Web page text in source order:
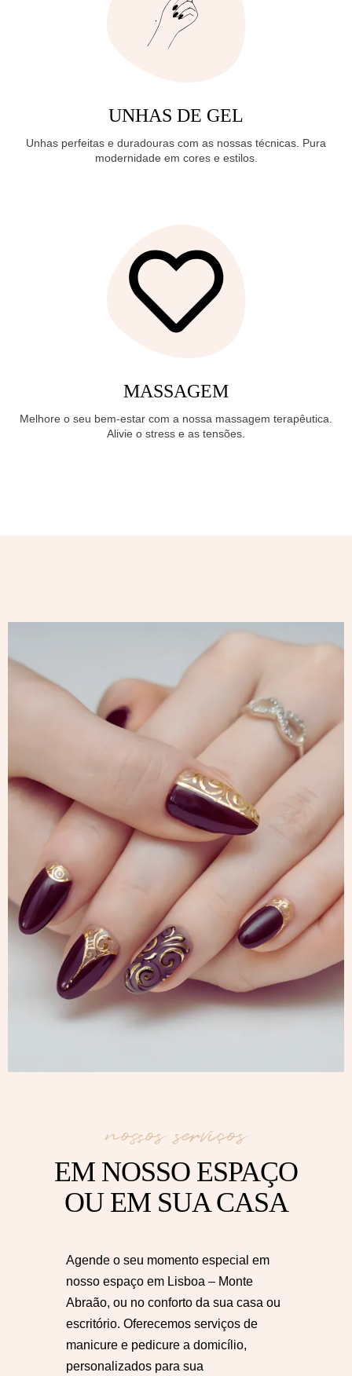
UNHAS DE GEL
Unhas perfeitas e duradouras com as nossas técnicas. Pura
modernidade em cores e estilos.
MASSAGEM
Melhore o seu bem-estar com a nossa massagem terapêutica.
Alivie o stress e as tensões.
nossos serviços
EM NOSSO ESPAÇO
OU EM SUA CASA
Agende o seu momento especial em
nosso espaço em Lisboa – Monte
Abraão, ou no conforto da sua casa ou
escritório. Oferecemos serviços de
manicure e pedicure a domicílio,
personalizados para sua